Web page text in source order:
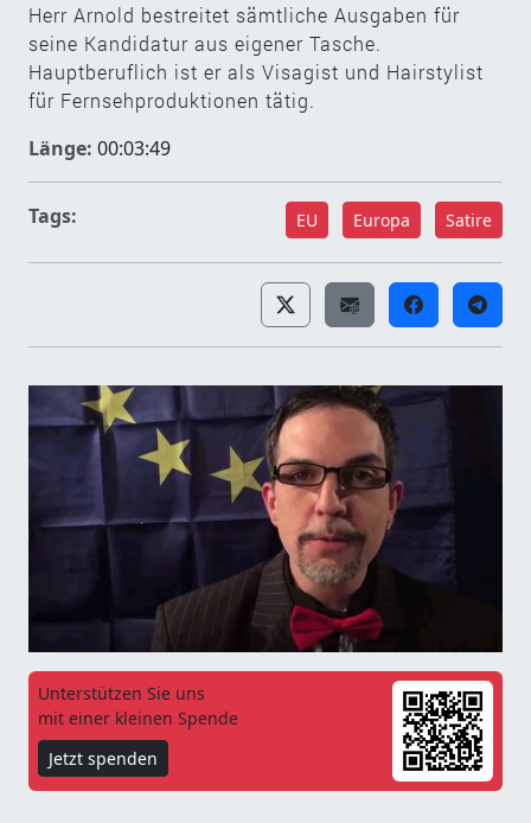
Herr Arnold bestreitet sämtliche Ausgaben für
seine Kandidatur aus eigener Tasche.
Hauptberuflich ist er als Visagist und Hairstylist
für Fernsehproduktionen tätig.
Länge: 00:03:49
Tags: EU Europa Satire
Unterstützen Sie uns
mit einer kleinen Spende
Jetzt spenden